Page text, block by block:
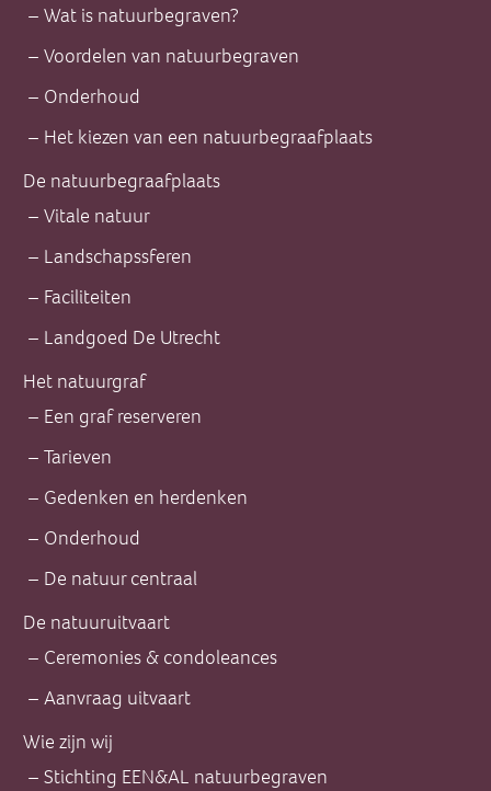
Wat is natuurbegraven?
Voordelen van natuurbegraven
Onderhoud
Het kiezen van een natuurbegraafplaats
De natuurbegraafplaats
Vitale natuur
Landschapssferen
Faciliteiten
Landgoed De Utrecht
Het natuurgraf
Een graf reserveren
Tarieven
Gedenken en herdenken
Onderhoud
De natuur centraal
De natuuruitvaart
Ceremonies & condoleances
Aanvraag uitvaart
Wie zijn wij
Stichting EEN&AL natuurbegraven